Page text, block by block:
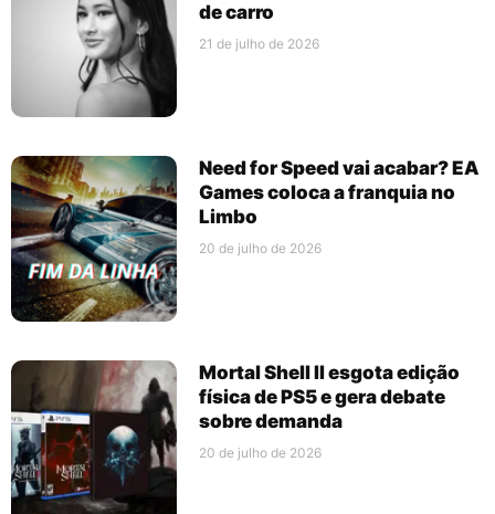
de carro
21 de julho de 2026
Need for Speed vai acabar? EA
Games coloca a franquia no
Limbo
20 de julho de 2026
Mortal Shell II esgota edição
física de PS5 e gera debate
sobre demanda
20 de julho de 2026